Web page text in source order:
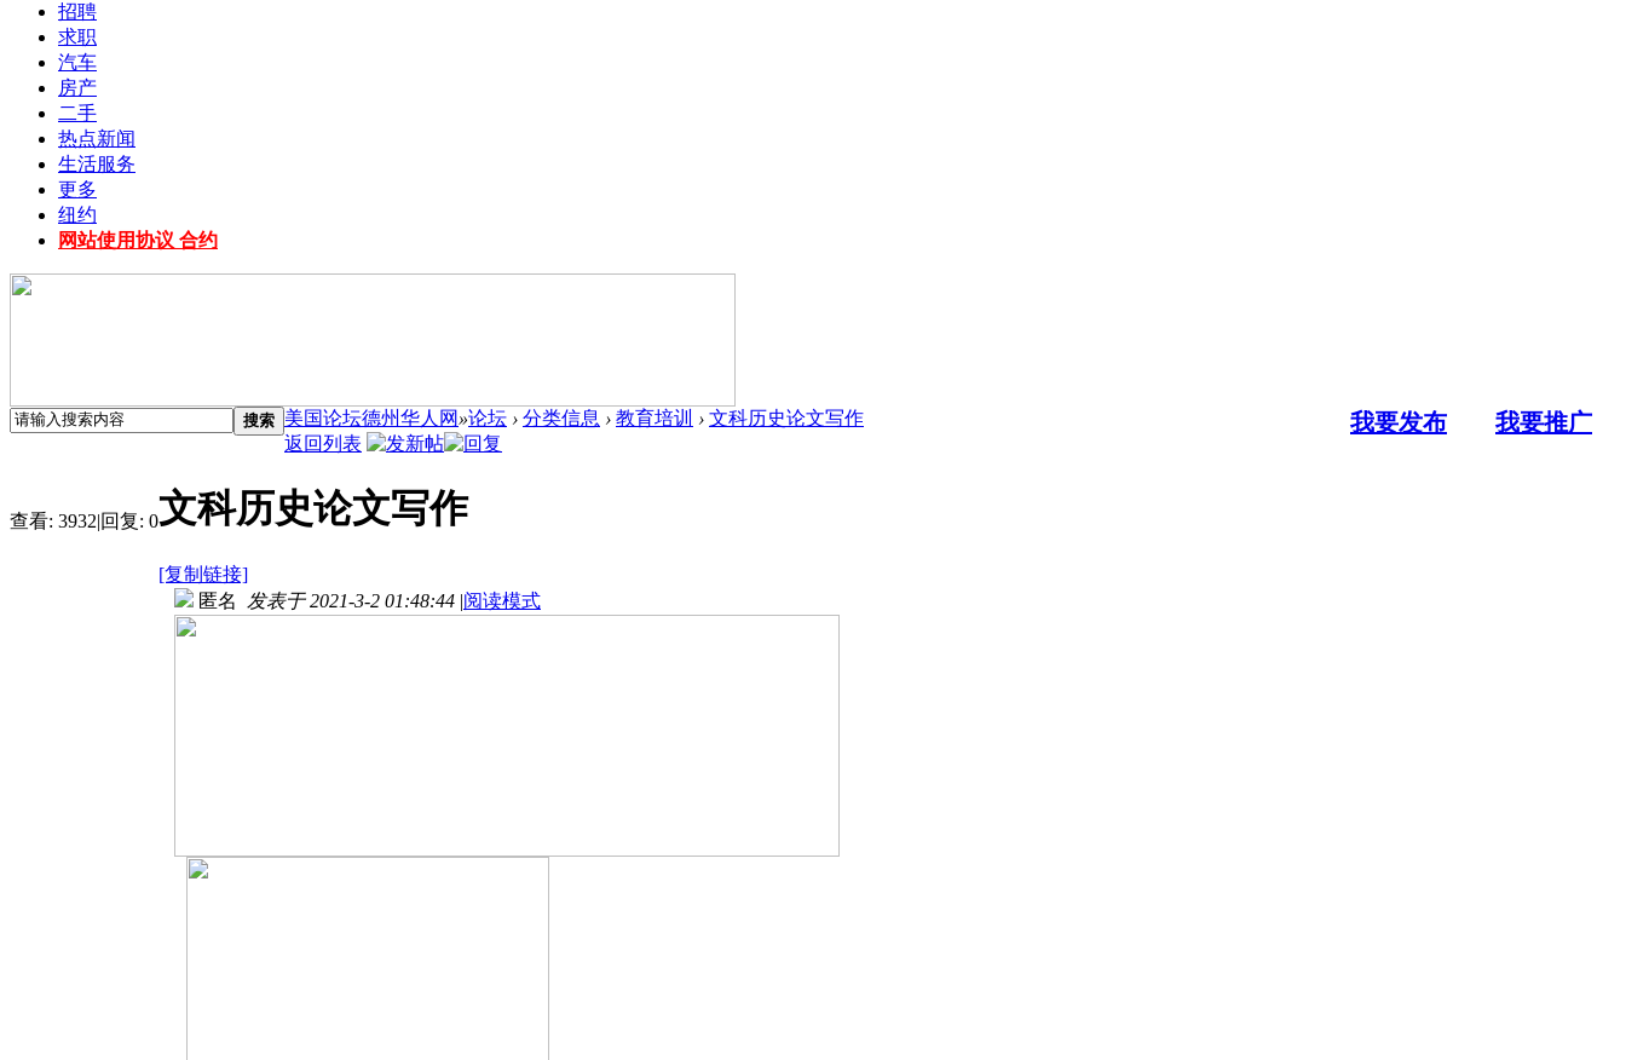
招聘
求职
汽车
房产
二手
热点新闻
生活服务
更多
纽约
网站使用协议 合约
搜索 我要发布 我要推广
美国论坛德州华人网 »论坛 › 分类信息 › 教育培训 › 文科历史论文写作
返回列表
查看: 3932|回复: 0文科历史论文写作
[复制链接]
匿名 发表于 2021-3-2 01:48:44 |阅读模式